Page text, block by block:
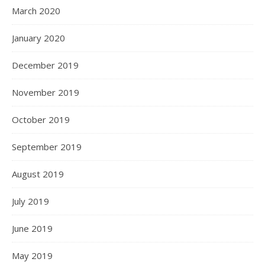
March 2020
January 2020
December 2019
November 2019
October 2019
September 2019
August 2019
July 2019
June 2019
May 2019